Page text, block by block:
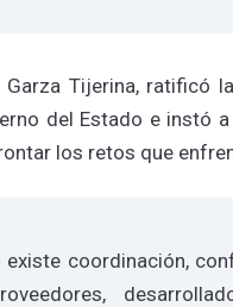
Tijerina, ratificó
del Estado e instó
los retos que
existe coordinación,